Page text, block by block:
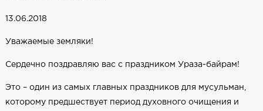
13.06.2018
Уважаемые земляки!
Сердечно поздравляю вас с праздником Ураза-байрам!
Это – один из самых главных праздников для мусульман,
которому предшествует период духовного очищения и